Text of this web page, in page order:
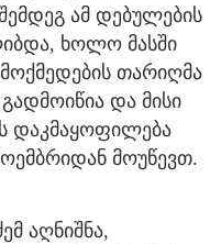
ამ დებულების
ხოლო მასში
თარიღმა
და მისი
დაკმაყოფილება
მოუწევთ.
აღნიშნა,